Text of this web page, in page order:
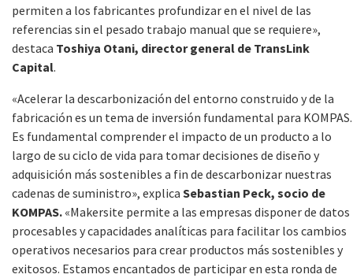
permiten a los fabricantes profundizar en el nivel de las
referencias sin el pesado trabajo manual que se requiere»,
destaca Toshiya Otani, director general de TransLink
Capital.
«Acelerar la descarbonización del entorno construido y de la
fabricación es un tema de inversión fundamental para KOMPAS.
Es fundamental comprender el impacto de un producto a lo
largo de su ciclo de vida para tomar decisiones de diseño y
adquisición más sostenibles a fin de descarbonizar nuestras
cadenas de suministro», explica Sebastian Peck, socio de
KOMPAS. «Makersite permite a las empresas disponer de datos
procesables y capacidades analíticas para facilitar los cambios
operativos necesarios para crear productos más sostenibles y
exitosos. Estamos encantados de participar en esta ronda de